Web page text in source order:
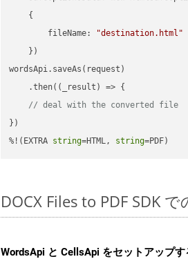
    {
fileName:
"destination.html"
    })
wordsApi.saveAs(request)
    .then(
( _result ) => {
// deal with the converted file
})
%!(EXTRA string=HTML, string=PDF)
DOCX Files to PDF SDK
WordsApi と CellsApi をセットアップす